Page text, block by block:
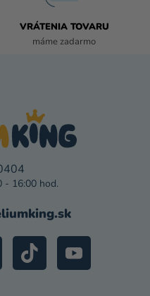
VRÁTENIA TOVARU
máme zadarmo